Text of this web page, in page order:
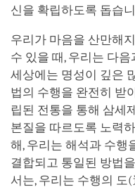
신을 확립하도록 돕습
우리가 마음을 산만해
수 있을 때, 우리는 다
세상에는 명성이 깊은
법의 수행을 완전히 받
립된 전통을 통해 삼세
본질을 따르도록 노력
해, 우리는 해석과 수행
결합되고 통일된 방법
서는, 우리는 수행의 도